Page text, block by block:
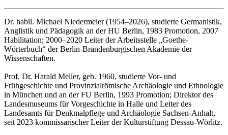
Dr. habil. Michael Niedermeier (1954–2026), studierte Germanistik,
Anglistik und Pädagogik an der HU Berlin, 1983 Promotion, 2007
Habilitation; 2000–2020 Leiter der Arbeitsstelle „Goethe-
Wörterbuch“ der Berlin-Brandenburgischen Akademie der
Wissenschaften.
Prof. Dr. Harald Meller, geb. 1960, studierte Vor- und
Frühgeschichte und Provinzialrömische Archäologie und Ethnologie
in München und an der FU Berlin, 1993 Promotion; Direktor des
Landesmuseums für Vorgeschichte in Halle und Leiter des
Landesamts für Denkmalpflege und Archäologie Sachsen-Anhalt,
seit 2023 kommissarischer Leiter der Kulturstiftung Dessau-Wörlitz.